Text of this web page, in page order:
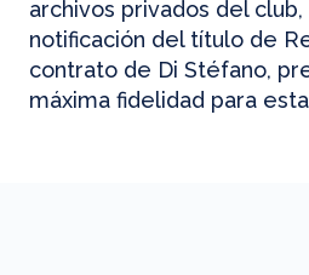
archivos privados del
notificación del título de
contrato de Di Stéfano,
máxima fidelidad para